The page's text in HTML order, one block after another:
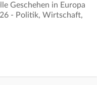
Geschehen in Europa
- Politik, Wirtschaft,